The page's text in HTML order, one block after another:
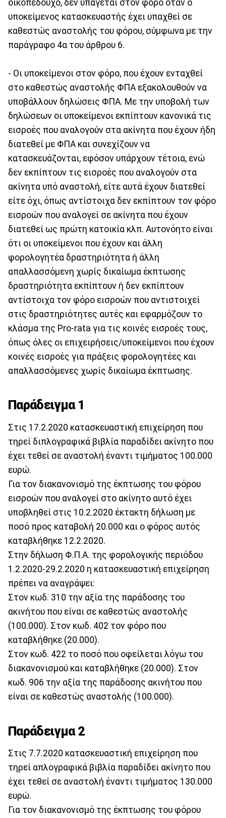
οικοπεδούχο, δεν υπάγεται στον φόρο όταν ο
υποκείμενος κατασκευαστής έχει υπαχθεί σε
καθεστώς αναστολής του φόρου, σύμφωνα με την
παράγραφο 4α του άρθρου 6.
- Οι υποκείμενοι στον φόρο, που έχουν ενταχθεί
στο καθεστώς αναστολής ΦΠΑ εξακολουθούν να
υποβάλλουν δηλώσεις ΦΠΑ. Με την υποβολή των
δηλώσεων οι υποκείμενοι εκπίπτουν κανονικά τις
εισροές που αναλογούν στα ακίνητα που έχουν ήδη
διατεθεί με ΦΠΑ και συνεχίζουν να
κατασκευάζονται, εφόσον υπάρχουν τέτοια, ενώ
δεν εκπίπτουν τις εισροές που αναλογούν στα
ακίνητα υπό αναστολή, είτε αυτά έχουν διατεθεί
είτε όχι, όπως αντίστοιχα δεν εκπίπτουν τον φόρο
εισροών που αναλογεί σε ακίνητα που έχουν
διατεθεί ως πρώτη κατοικία κλπ. Αυτονόητο είναι
ότι οι υποκείμενοι που έχουν και άλλη
φορολογητέα δραστηριότητα ή άλλη
απαλλασσόμενη χωρίς δικαίωμα έκπτωσης
δραστηριότητα εκπίπτουν ή δεν εκπίπτουν
αντίστοιχα τον φόρο εισροών που αντιστοιχεί
στις δραστηριότητες αυτές και εφαρμόζουν το
κλάσμα της Pro-rata για τις κοινές εισροές τους,
όπως όλες οι επιχειρήσεις/υποκείμενοι που έχουν
κοινές εισροές για πράξεις φορολογητέες και
απαλλασσόμενες χωρίς δικαίωμα έκπτωσης.
Παράδειγμα 1
Στις 17.2.2020 κατασκευαστική επιχείρηση που
τηρεί διπλογραφικά βιβλία παραδίδει ακίνητο που
έχει τεθεί σε αναστολή έναντι τιμήματος 100.000
ευρώ.
Για τον διακανονισμό της έκπτωσης του φόρου
εισροών που αναλογεί στο ακίνητο αυτό έχει
υποβληθεί στις 10.2.2020 έκτακτη δήλωση με
ποσό προς καταβολή 20.000 και ο φόρος αυτός
καταβλήθηκε 12.2.2020.
Στην δήλωση Φ.Π.Α. της φορολογικής περιόδου
1.2.2020-29.2.2020 η κατασκευαστική επιχείρηση
πρέπει να αναγράψει:
Στον κωδ. 310 την αξία της παράδοσης του
ακινήτου που είναι σε καθεστώς αναστολής
(100.000). Στον κωδ. 402 τον φόρο που
καταβλήθηκε (20.000).
Στον κωδ. 422 το ποσό που οφείλεται λόγω του
διακανονισμού και καταβλήθηκε (20.000). Στον
κωδ. 906 την αξία της παράδοσης ακινήτου που
είναι σε καθεστώς αναστολής (100.000).
Παράδειγμα 2
Στις 7.7.2020 κατασκευαστική επιχείρηση που
τηρεί απλογραφικά βιβλία παραδίδει ακίνητο που
έχει τεθεί σε αναστολή έναντι τιμήματος 130.000
ευρώ.
Για τον διακανονισμό της έκπτωσης του φόρου